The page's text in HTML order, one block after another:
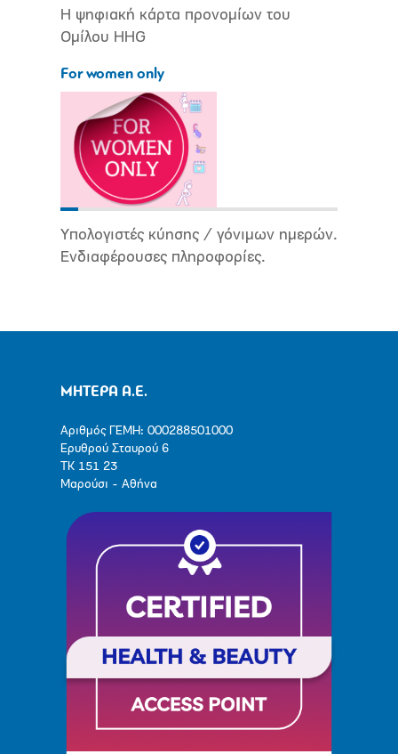
Η ψηφιακή κάρτα προνομίων του
Ομίλου HHG
For women only
Υπολογιστές κύησης / γόνιμων ημερών.
Ενδιαφέρουσες πληροφορίες.
ΜΗΤΕΡΑ Α.Ε.
Αριθμός ΓΕΜΗ: 000288501000
Ερυθρού Σταυρού 6
ΤΚ 151 23
Μαρούσι - Αθήνα